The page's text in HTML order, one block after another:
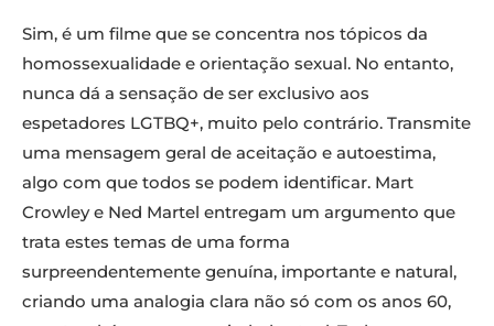
Sim, é um filme que se concentra nos tópicos da
homossexualidade e orientação sexual. No entanto,
nunca dá a sensação de ser exclusivo aos
espetadores LGTBQ+, muito pelo contrário. Transmite
uma mensagem geral de aceitação e autoestima,
algo com que todos se podem identificar. Mart
Crowley e Ned Martel entregam um argumento que
trata estes temas de uma forma
surpreendentemente genuína, importante e natural,
criando uma analogia clara não só com os anos 60,